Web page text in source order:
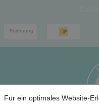
Für ein optimales Website-